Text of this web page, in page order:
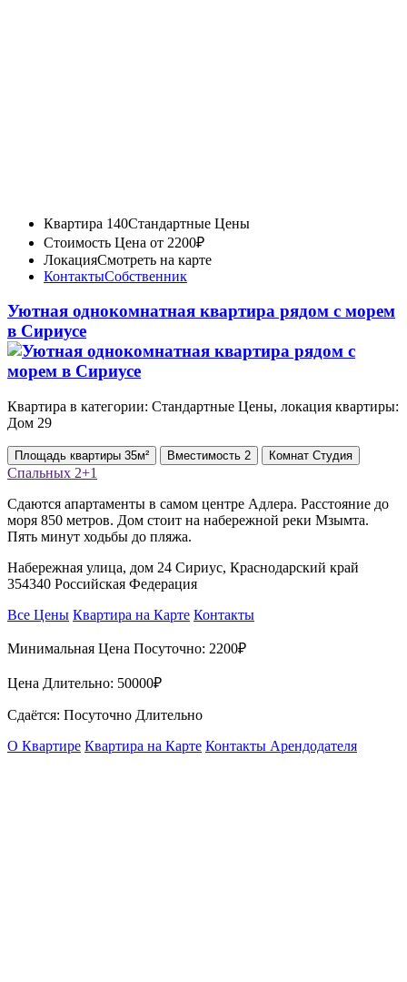
Квартира 140Стандартные Цены
Стоимость Цена от 2200₽
ЛокацияСмотреть на карте
КонтактыСобственник
Уютная однокомнатная квартира рядом с морем
в Сириусе
Квартира в категории: Стандартные Цены, локация квартиры:
Дом 29
Площадь квартиры 35м² Вместимость 2 Комнат Студия
Спальных 2+1
Сдаются апартаменты в самом центре Адлера. Расстояние до
моря 850 метров. Дом стоит на набережной реки Мзымта.
Пять минут ходьбы до пляжа.
Набережная улица, дом 24 Сириус, Краснодарский край
354340 Российская Федерация
Все Цены Квартира на Карте Контакты
Минимальная Цена Посуточно: 2200₽
Цена Длительно: 50000₽
Сдаётся: Посуточно Длительно
О Квартире Квартира на Карте Контакты Арендодателя